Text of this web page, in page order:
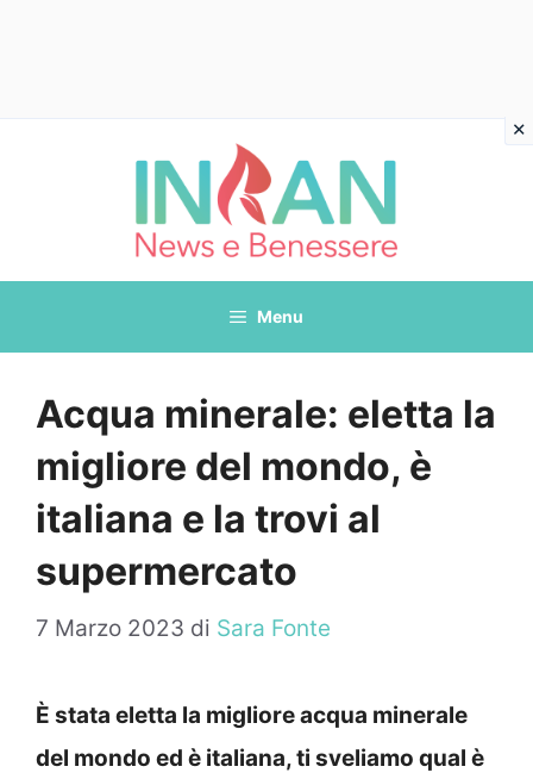
Menu
Acqua minerale: eletta la
migliore del mondo, è
italiana e la trovi al
supermercato
7 Marzo 2023 di Sara Fonte
È stata eletta la migliore acqua minerale
del mondo ed è italiana, ti sveliamo qual è